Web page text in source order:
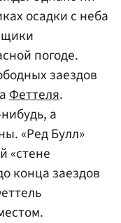
осадки с неба
погоде.
заездов
Феттеля.
а
«Ред Булл»
«стене
конца заездов